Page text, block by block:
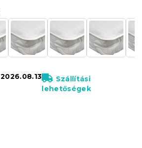
2026.08.13
Szállítási
lehetőségek